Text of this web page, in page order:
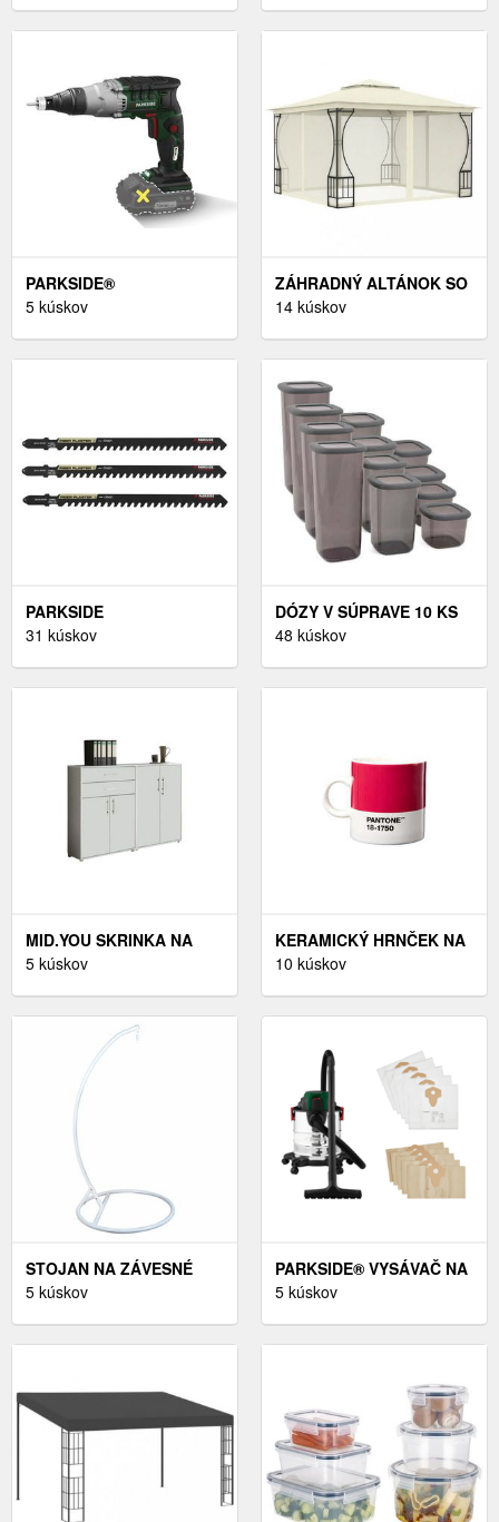
PARKSIDE®
ZÁSOBNÍKOVÝ
5 kúskov
ZÁHRADNÝ ALTÁNOK SO
ZÁVESMI 3 X 3 M
14 kúskov
PARKSIDE
PERFORMANCE® PÍLA
31 kúskov
DÓZY V SÚPRAVE 10 KS
NA POTRAVINY – HERMIA
48 kúskov
MID.YOU SKRINKA NA
DOKUMENTY, SIVÁ,
5 kúskov
KERAMICKÝ HRNČEK NA
ESPRESSO 120 ML -
10 kúskov
STOJAN NA ZÁVESNÉ
HOJDACIE KRESLO,
5 kúskov
PARKSIDE® VYSÁVAČ NA
MOKRÉ A SUCHÉ
5 kúskov